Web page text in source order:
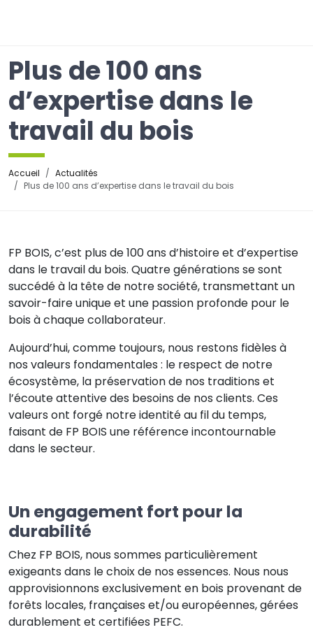
Plus de 100 ans
d’expertise dans le
travail du bois
Accueil
Actualités
Plus de 100 ans d’expertise dans le travail du bois
FP BOIS, c’est plus de 100 ans d’histoire et d’expertise
dans le travail du bois. Quatre générations se sont
succédé à la tête de notre société, transmettant un
savoir-faire unique et une passion profonde pour le
bois à chaque collaborateur.
Aujourd’hui, comme toujours, nous restons fidèles à
nos valeurs fondamentales : le respect de notre
écosystème, la préservation de nos traditions et
l’écoute attentive des besoins de nos clients. Ces
valeurs ont forgé notre identité au fil du temps,
faisant de FP BOIS une référence incontournable
dans le secteur.
Un engagement fort pour la
durabilité
Chez FP BOIS, nous sommes particulièrement
exigeants dans le choix de nos essences. Nous nous
approvisionnons exclusivement en bois provenant de
forêts locales, françaises et/ou européennes, gérées
durablement et certifiées PEFC.